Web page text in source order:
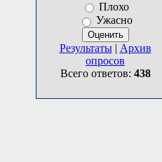
Плохо
Ужасно
Результаты| Архив
опросов
Всего ответов: 438